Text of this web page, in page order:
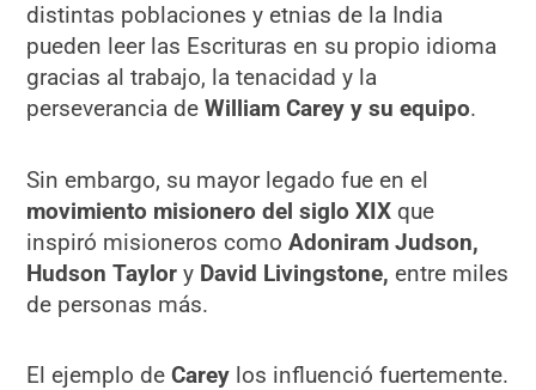
distintas poblaciones y etnias de la India
pueden leer las Escrituras en su propio idioma
gracias al trabajo, la tenacidad y la
perseverancia deWilliam Carey y su equipo.
Sin embargo, su mayor legado fue en el
movimiento misionero del siglo XIX que
inspiró misioneros comoAdoniram Judson,
Hudson Taylory David Livingstone, entre miles
de personas más.
El ejemplo de Carey los influenció fuertemente.